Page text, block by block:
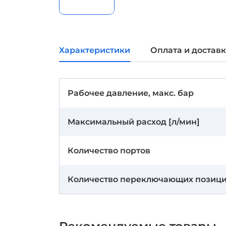
Характеристики Оплата и
Рабочее давление, макс. бар
Максимальный расход [л/мин]
Количество портов
Количество переключающих